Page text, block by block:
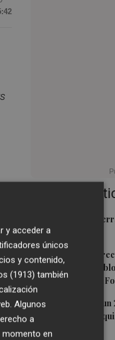
Últimas
El homenaje a
imágenes
2Ferran Torres,
masas en su
digo que soy de
3El Ibex 35 sube un
agosto tras
puntos
y acceder a
únicos
y contenido,
(1913) también
Algunos
a
momento en